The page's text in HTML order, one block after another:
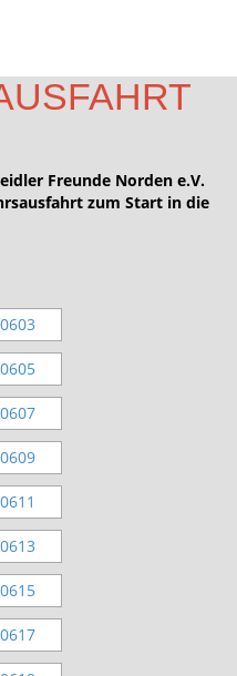
Freunde Norden e.V.
zum Start in die